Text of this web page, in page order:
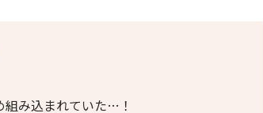
組み込まれていた…！